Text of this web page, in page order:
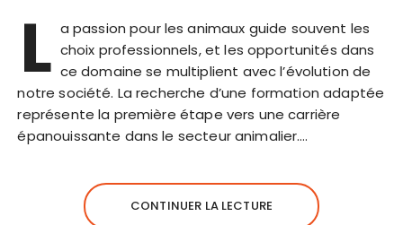
L a passion pour les animaux guide souvent les
choix professionnels, et les opportunités dans
ce domaine se multiplient avec l’évolution de
notre société. La recherche d’une formation adaptée
représente la première étape vers une carrière
épanouissante dans le secteur animalier….
CONTINUER LA LECTURE